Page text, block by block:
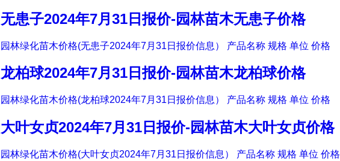
无患子2024年7月31日报价-园林苗木无患子价格
园林绿化苗木价格(无患子2024年7月31日报价信息） 产品名称 规格 单位 价格
龙柏球2024年7月31日报价-园林苗木龙柏球价格
园林绿化苗木价格(龙柏球2024年7月31日报价信息） 产品名称 规格 单位 价格
大叶女贞2024年7月31日报价-园林苗木大叶女贞价格
园林绿化苗木价格(大叶女贞2024年7月31日报价信息） 产品名称 规格 单位 价格